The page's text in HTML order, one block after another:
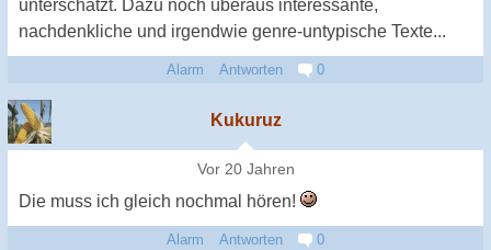
unterschätzt. Dazu noch überaus interessante,
nachdenkliche und irgendwie genre-untypische Texte...
Alarm Antworten 0
Kukuruz
Vor 20 Jahren
Die muss ich gleich nochmal hören!
Alarm Antworten 0